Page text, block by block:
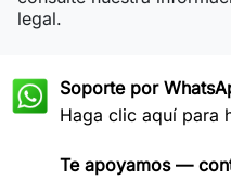
legal.
Soporte por
Haga clic aquí para
Te apoyamos —